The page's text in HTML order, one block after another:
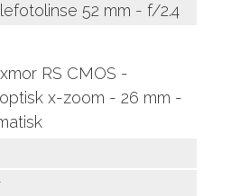
52 mm - f/2.4
RS CMOS -
x-zoom - 26 mm -